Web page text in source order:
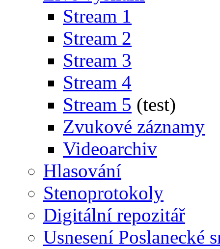
Stream 1
Stream 2
Stream 3
Stream 4
Stream 5 (test)
Zvukové záznamy
Videoarchiv
Hlasování
Stenoprotokoly
Digitální repozitář
Usnesení Poslanecké